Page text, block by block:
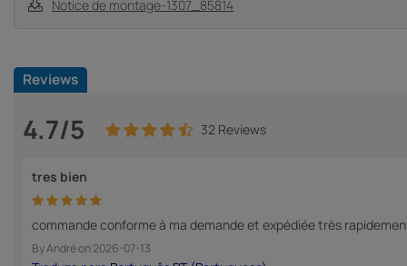
Notice de montage-1307_85814
Reviews
4.7/5 32 Reviews
tres bien
commande conforme à ma demande et expédiée très
ByAndréon2026-07-13